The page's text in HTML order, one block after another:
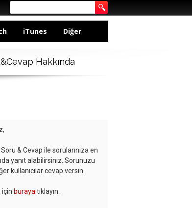
iTunes Diğer
Hakkında
& Cevap ile sorularınıza en
yanıt alabilirsiniz. Sorunuzu
kullanıcılar cevap versin.
için buraya tıklayın.